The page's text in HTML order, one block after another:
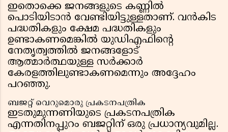
ഇതൊക്കെ ജനങ്ങളുടെ കണ്ണിൽ
പൊടിയിടാൻ വേണ്ടിയിട്ടുള്ളതാണ്. വൻകിട
പദ്ധതികളും ക്ഷേമ പദ്ധതികളും
ഉണ്ടാകണമെങ്കിൽ യുഡിഎഫിന്റെ
നേതൃത്വത്തിൽ ജനങ്ങളോട്
ആത്മാർത്ഥയുള്ള സർക്കാർ
കേരളത്തിലുണ്ടാകണമെന്നും അദ്ദേഹം
പറഞ്ഞു.
ബജറ്റ് വെറുമൊരു പ്രകടനപത്രിക
ഇടതുമുന്നണിയുടെ പ്രകടനപത്രിക
എന്നതിനപ്പുറം ബജറ്റിന് ഒരു പ്രധാന്യവുമില്ല.